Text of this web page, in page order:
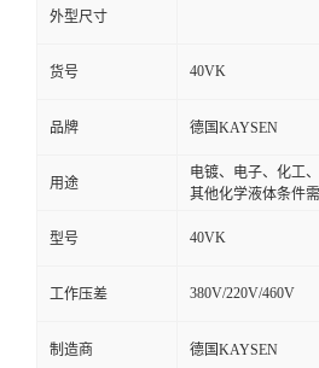
外型尺寸
货号 40VK
品牌 德国KAYSEN
用途
电镀、电子、化工
其他化学液体条件
型号 40VK
工作压差 380V/220V/460V
制造商 德国KAYSEN